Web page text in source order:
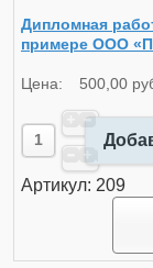
Дипломная
примере ООО
Цена: 500,00
Артикул: 209